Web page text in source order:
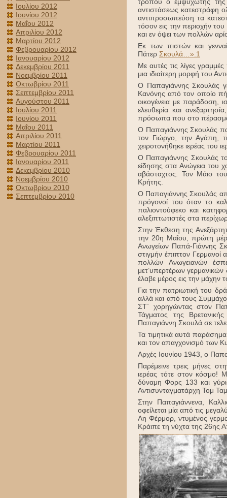
Ιουλίου 2012
Ιουνίου 2012
Μαΐου 2012
Απριλίου 2012
Μαρτίου 2012
Φεβρουαρίου 2012
Ιανουαρίου 2012
Δεκεμβρίου 2011
Νοεμβρίου 2011
Οκτωβρίου 2011
Σεπτεμβρίου 2011
Αυγούστου 2011
Ιουλίου 2011
Ιουνίου 2011
Μαΐου 2011
Απριλίου 2011
Μαρτίου 2011
Φεβρουαρίου 2011
Ιανουαρίου 2011
Δεκεμβρίου 2010
Νοεμβρίου 2010
Οκτωβρίου 2010
Σεπτεμβρίου 2010
τρόπου ο εμψυχωτής της
αντιστάσεως κατεστράφη
αντιπροσωπεύση τα
τόσον εις την περιοχήν
και εν όψει των πολλών
Εκ των πιστών και
Πάτερ Σκουλά…».1
Με αυτές τις λίγες
μια ιδιαίτερη μορφή του
Ο Παπαγιάννης Σκουλάς
Κανόνης από τον οποίο
οικογένεια με παράδοση,
ελευθερία και
πρόσωπα που στο
Ο Παπαγιάννης Σκουλάς
τον Γιώργο, την Αγάπη,
χειροτονήθηκε ιερέας του
Ο Παπαγιάννης Σκουλάς
είδησης στα Ανώγεια του
αβάσταχτος. Τον Μάιο του
Κρήτης.
Ο Παπαγιάννης Σκουλάς
πρόγονοί του όταν το
παλιοντούφεκο και
αλεξιπτωτιστές στα
Στην Έκθεση της
την 20η Μαΐου, πρώτη
Ανωγείων Παπά-Γιάννης
στιγμήν έπιπτον Γερμανοί
πολλών Ανωγειανών
μετ’υπερτέρων
έλαβε μέρος εις την μάχην
Για την πατριωτική του
αλλά και από τους
ΣΤ΄ χορηγώντας στον
Τάγματος της
Παπαγιάννη Σκουλά σε
Τα τιμητικά αυτά
και τον απαγχονισμό των
Αρχές Ιουνίου 1943, ο
Παρέμεινε τρεις μήνες
ιερέας τότε στον κόσμο!
δύναμη Φορς 133 και
Αντισυνταγματάρχη Τομ
Στην Παπαγιάννενα,
οφείλεται μία από τις
Λη Φέρμορ, ντυμένος
Κράιπε τη νύχτα της 26ης